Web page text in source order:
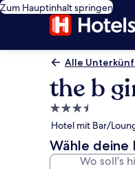
Zum Hauptinhalt springen
Alle
the b
3.5-
Sterne-
Unterkunft
Hotel mit Bar/
Wähle deine
Wo soll’s